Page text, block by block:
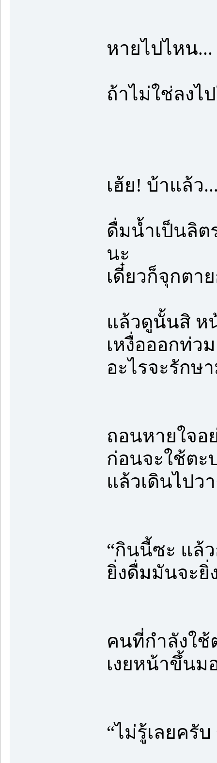
หายไปไหน...
ถ้าไม่ใช่ลงไ
เฮ้ย! บ้าแล้ว
ดื่มน้ำเป็นลิต
นะ
เดี๋ยวก็จุกตา
แล้วดูนั้นสิ ห
เหงื่อออกท่ว
อะไรจะรักษ
ถอนหายใจอ
ก่อนจะใช้ต
แล้วเดินไปว
“กินนี้ซะ แล้
ยิ่งดื่มมันจะยิ่
คนที่กำลังใช้
เงยหน้าขึ้นม
“ไม่รู้เลยครั